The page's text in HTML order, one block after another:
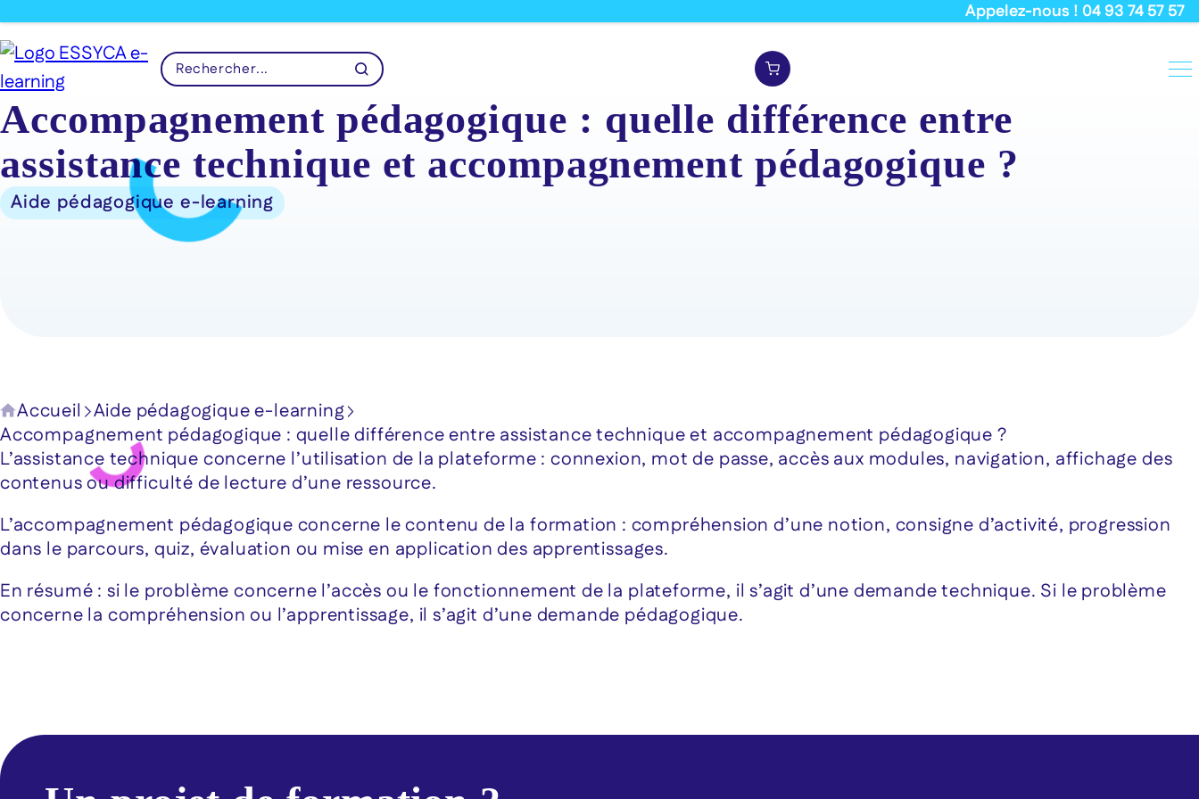
Appelez-nous ! 04 93 74 57 57
Accompagnement pédagogique : quelle différence entre
assistance technique et accompagnement pédagogique ?
Aide pédagogique e-learning
Accueil Aide pédagogique e-learning
Accompagnement pédagogique : quelle différence entre assistance technique et accompagnement pédagogique ?
L’assistance technique concerne l’utilisation de la plateforme : connexion, mot de passe, accès aux modules, navigation, affichage des
contenus ou difficulté de lecture d’une ressource.
L’accompagnement pédagogique concerne le contenu de la formation : compréhension d’une notion, consigne d’activité, progression
dans le parcours, quiz, évaluation ou mise en application des apprentissages.
En résumé : si le problème concerne l’accès ou le fonctionnement de la plateforme, il s’agit d’une demande technique. Si le problème
concerne la compréhension ou l’apprentissage, il s’agit d’une demande pédagogique.